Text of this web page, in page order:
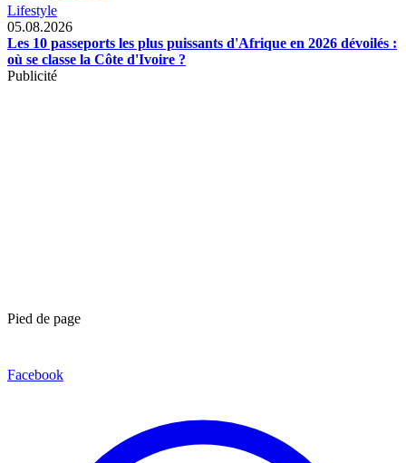
Lifestyle
05.08.2026
Les 10 passeports les plus puissants d'Afrique en 2026 dévoilés :
où se classe la Côte d'Ivoire ?
Publicité
Pied de page
Facebook